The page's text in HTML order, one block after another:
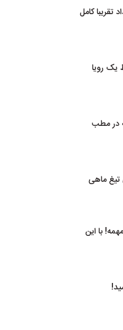
تقریبا کامل
یک رویا
در مطب
ماهی
با این